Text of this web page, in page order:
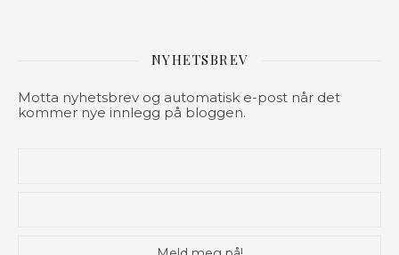
NYHETSBREV
Motta nyhetsbrev og automatisk e-post når det
kommer nye innlegg på bloggen.